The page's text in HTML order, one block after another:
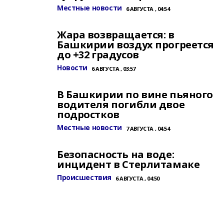
Местные новости 6 АВГУСТА , 04:54
Жара возвращается: в
Башкирии воздух прогреется
до +32 градусов
Новости 6 АВГУСТА , 03:57
В Башкирии по вине пьяного
водителя погибли двое
подростков
Местные новости 7 АВГУСТА , 04:54
Безопасность на воде:
инцидент в Стерлитамаке
Происшествия 6 АВГУСТА , 04:50